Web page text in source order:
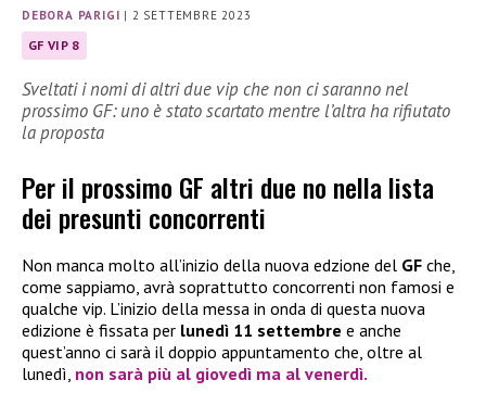
DEBORA PARIGI | 2 SETTEMBRE 2023
GF VIP 8
Sveltati i nomi di altri due vip che non ci saranno nel
prossimo GF: uno è stato scartato mentre l’altra ha rifiutato
la proposta
Per il prossimo GF altri due no nella lista
dei presunti concorrenti
Non manca molto all’inizio della nuova edzione del GF che,
come sappiamo, avrà soprattutto concorrenti non famosi e
qualche vip. L’inizio della messa in onda di questa nuova
edizione è fissata per lunedì 11 settembre e anche
quest’anno ci sarà il doppio appuntamento che, oltre al
lunedì, non sarà più al giovedì ma al venerdì.